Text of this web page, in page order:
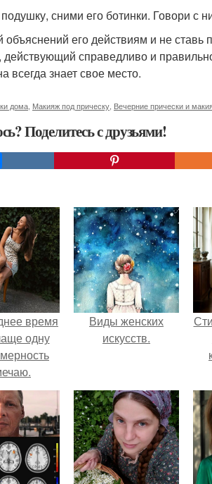
подушку, сними его ботинки. Говори с
объяснений его действиям и не
справедливо и
всегда знает свое место.
дома Макияж под прическу Вечерние прически и
Поделитесь с друзьями!
время
одну
Виды женских
искусств.